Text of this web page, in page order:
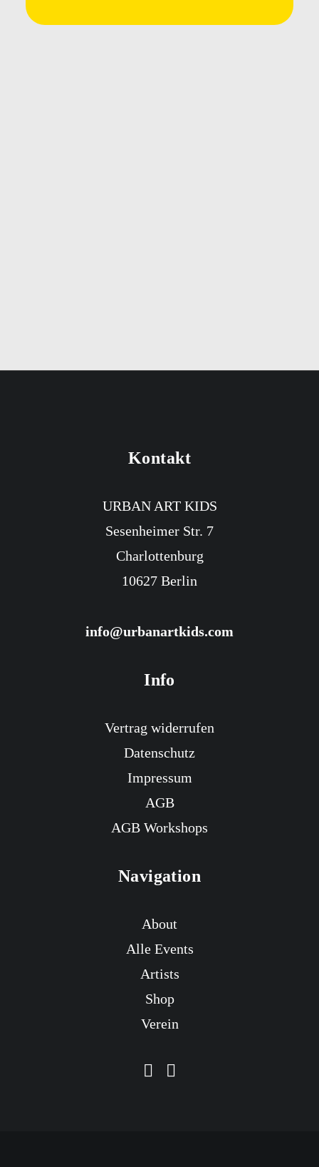
Kontakt
URBAN ART KIDS
Sesenheimer Str. 7
Charlottenburg
10627 Berlin
info@urbanartkids.com
Info
Vertrag widerrufen
Datenschutz
Impressum
AGB
AGB Workshops
Navigation
About
Alle Events
Artists
Shop
Verein